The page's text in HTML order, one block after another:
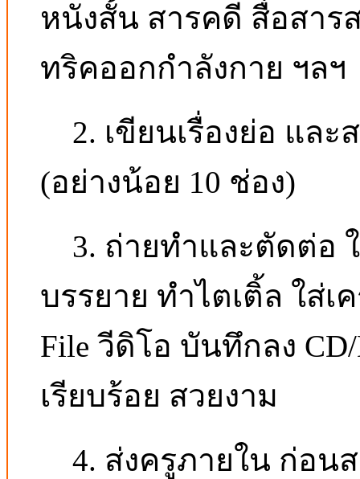
หนังสั้น สารคดี สื่อสาร
ทริคออกกำลังกาย ฯลฯ
2. เขียนเรื่องย่อ และ
(อย่างน้อย 10 ช่อง)
3. ถ่ายทำและตัดต่อ ใ
บรรยาย ทำไตเติ้ล ใส่
File วีดิโอ บันทึกลง
เรียบร้อย สวยงาม
4. ส่งครูภายใน ก่อน